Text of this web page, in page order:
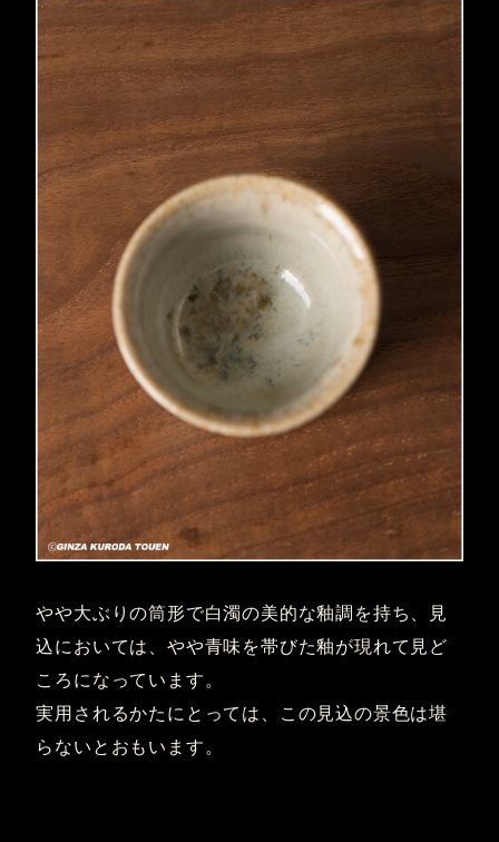
やや大ぶりの筒形で白濁の美的な釉調を持ち、見
込においては、やや青味を帯びた釉が現れて見ど
ころになっています。
実用されるかたにとっては、この見込の景色は堪
らないとおもいます。